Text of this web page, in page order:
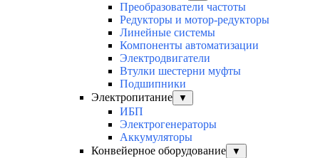
Преобразователи частоты
Редукторы и мотор-редукторы
Линейные системы
Компоненты автоматизации
Электродвигатели
Втулки шестерни муфты
Подшипники
Электропитание
▼
ИБП
Электрогенераторы
Аккумуляторы
Конвейерное оборудование
▼